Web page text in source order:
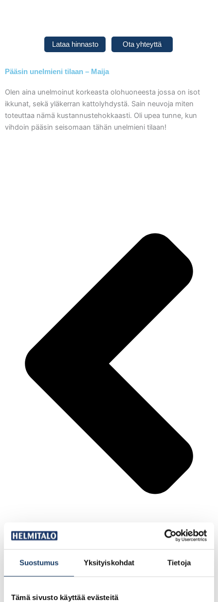
Suostumus Yksityiskohdat Tietoja
Tämä sivusto käyttää evästeitä
Lataa hinnasto Ota yhteyttä
Pääsin unelmieni tilaan – Maija
Olen aina unelmoinut korkeasta olohuoneesta jossa on isot
ikkunat, sekä yläkerran kattolyhdystä. Sain neuvoja miten
toteuttaa nämä kustannustehokkaasti. Oli upea tunne, kun
vihdoin pääsin seisomaan tähän unelmieni tilaan!
Seuraava
Pääsimme jouluksi kotiin – Kari